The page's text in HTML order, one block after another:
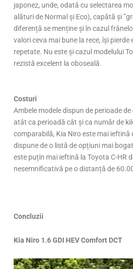
japonez, unde, odată cu selectarea
alături de Normal și Eco), capătă și
diferență se menține și în cazul
valori ceva mai bune la rece, își
repetate. Nu este și cazul modelului
rezistă excelent la oboseală.
Costuri
Ambele modele dispun de perioade
atât ca perioadă cât și ca număr de
comparabilă, Kia Niro este mai ieftină
dispune de o listă de opțiuni mai
este puțin mai ieftină la Toyota C-HR
nesemnificativă pe o distanță de
Concluzii
Kia Niro 1.6 GDI HEV Comfort DCT